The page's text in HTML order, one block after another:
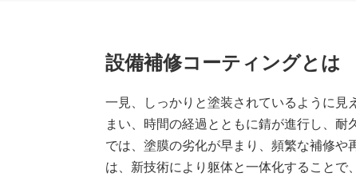
設備補修コーティングとは
一見、しっかりと塗装されているように見
まい、時間の経過とともに錆が進行し、
では、塗膜の劣化が早まり、頻繁な補修
は、新技術により躯体と一体化すること